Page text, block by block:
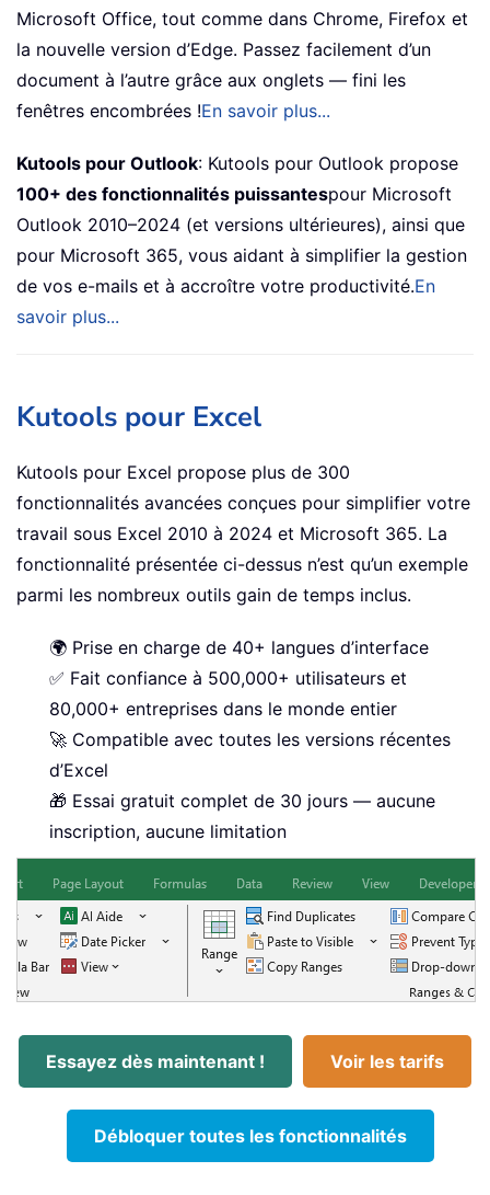
Microsoft Office, tout comme dans Chrome, Firefox et
la nouvelle version d’Edge. Passez facilement d’un
document à l’autre grâce aux onglets — fini les
fenêtres encombrées !En savoir plus...
Kutools pour Outlook: Kutools pour Outlook propose
100+ des fonctionnalités puissantespour Microsoft
Outlook 2010–2024 (et versions ultérieures), ainsi que
pour Microsoft 365, vous aidant à simplifier la gestion
de vos e-mails et à accroître votre productivité.En
savoir plus...
Kutools pour Excel
Kutools pour Excel propose plus de 300
fonctionnalités avancées conçues pour simplifier votre
travail sous Excel 2010 à 2024 et Microsoft 365. La
fonctionnalité présentée ci-dessus n’est qu’un exemple
parmi les nombreux outils gain de temps inclus.
🌍 Prise en charge de 40+ langues d’interface
✅ Fait confiance à 500,000+ utilisateurs et
80,000+ entreprises dans le monde entier
🚀 Compatible avec toutes les versions récentes
d’Excel
🎁 Essai gratuit complet de 30 jours — aucune
inscription, aucune limitation
Essayez dès maintenant ! Voir les tarifs
Débloquer toutes les fonctionnalités